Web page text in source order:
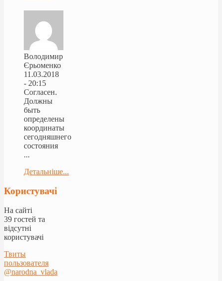
Володимир
Єрьоменко
11.03.2018
- 20:15
Согласен.
Должны
быть
определены
координаты
сегодняшнего
состояния
...
Детальніше...
Користувачі
На сайті
39 гостей та
відсутні
користувачі
Твиты
пользователя
@narodna_vlada